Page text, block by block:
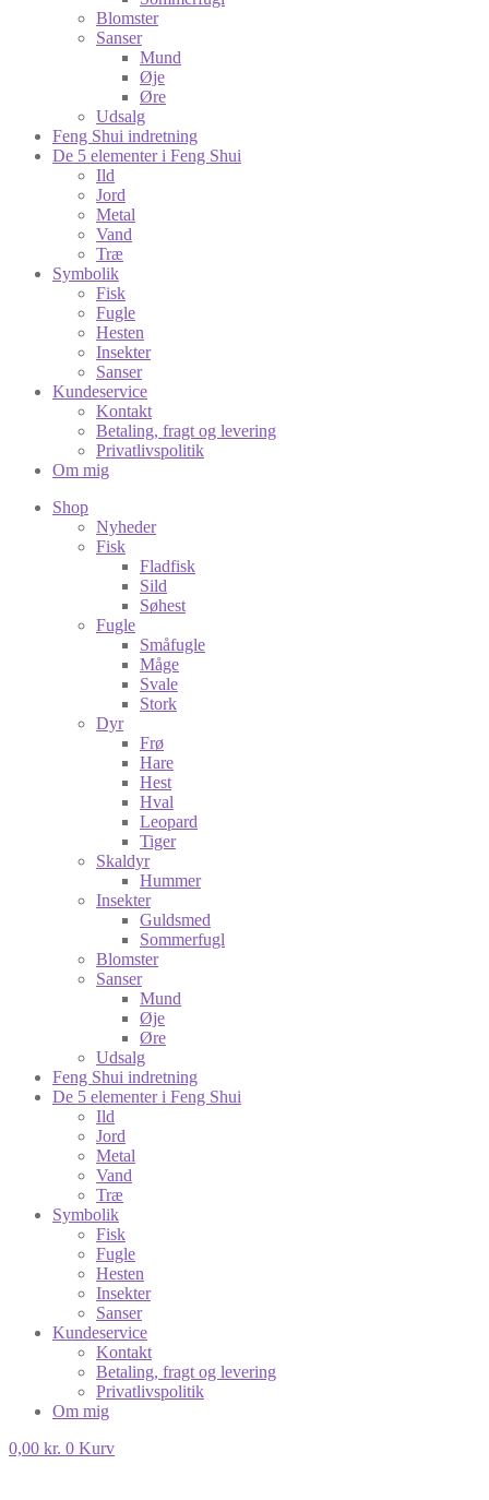
Blomster
Sanser
Mund
Øje
Øre
Udsalg
Feng Shui indretning
De 5 elementer i Feng Shui
Ild
Jord
Metal
Vand
Træ
Symbolik
Fisk
Fugle
Hesten
Insekter
Sanser
Kundeservice
Kontakt
Betaling, fragt og levering
Privatlivspolitik
Om mig
Shop
Nyheder
Fisk
Fladfisk
Sild
Søhest
Fugle
Småfugle
Måge
Svale
Stork
Dyr
Frø
Hare
Hest
Hval
Leopard
Tiger
Skaldyr
Hummer
Insekter
Guldsmed
Sommerfugl
Blomster
Sanser
Mund
Øje
Øre
Udsalg
Feng Shui indretning
De 5 elementer i Feng Shui
Ild
Jord
Metal
Vand
Træ
Symbolik
Fisk
Fugle
Hesten
Insekter
Sanser
Kundeservice
Kontakt
Betaling, fragt og levering
Privatlivspolitik
Om mig
0,00 kr. 0 Kurv